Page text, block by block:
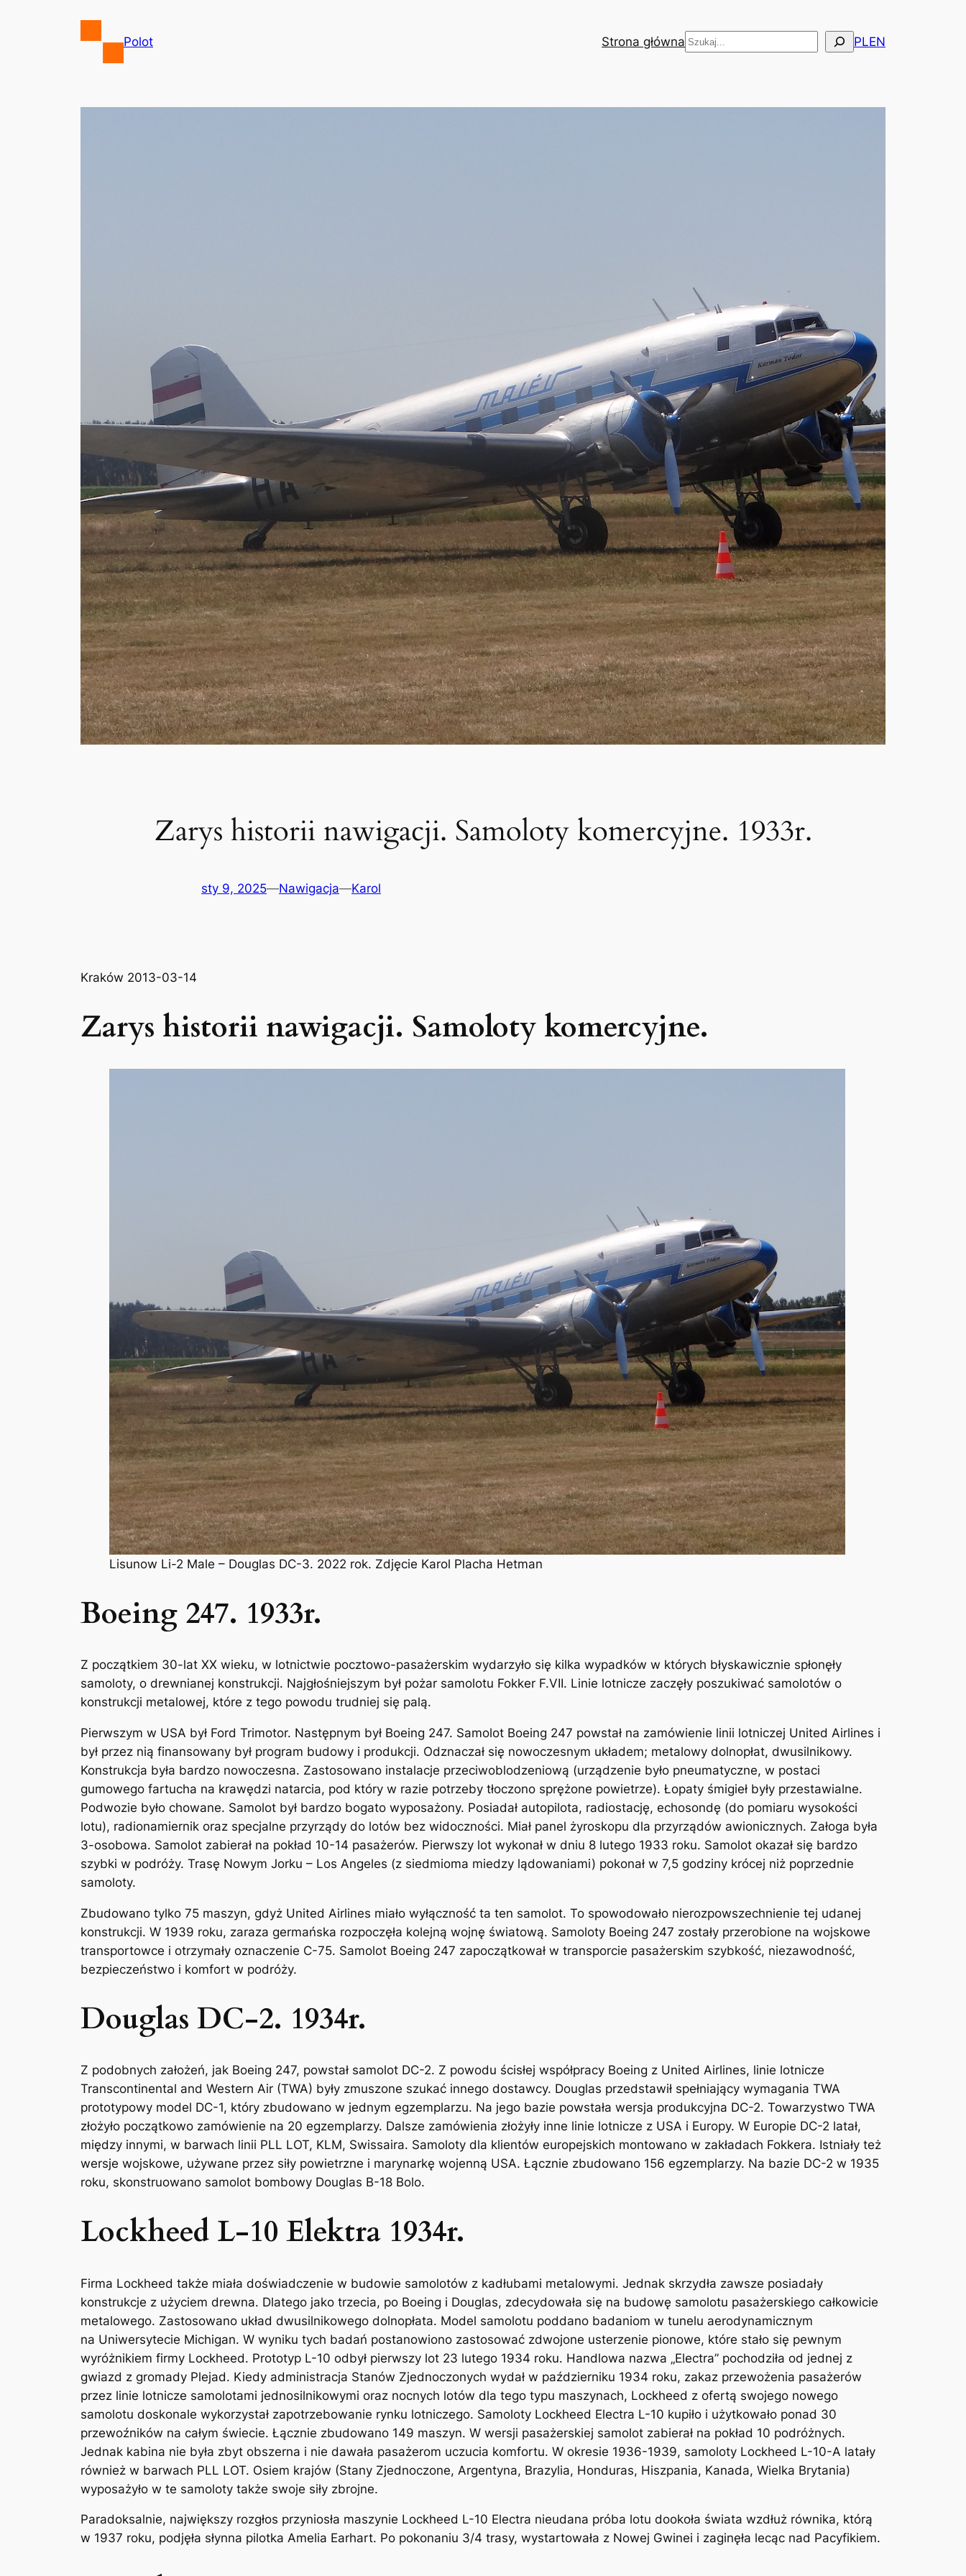
Polot Strona główna Szukaj PLEN
Zarys historii nawigacji. Samoloty komercyjne. 1933r.
sty 9, 2025—Nawigacja—Karol
Kraków 2013-03-14
Zarys historii nawigacji. Samoloty komercyjne.
Lisunow Li-2 Male – Douglas DC-3. 2022 rok. Zdjęcie Karol Placha Hetman
Boeing 247. 1933r.
Z początkiem 30-lat XX wieku, w lotnictwie pocztowo-pasażerskim wydarzyło się kilka wypadków w których błyskawicznie spłonęły
samoloty, o drewnianej konstrukcji. Najgłośniejszym był pożar samolotu Fokker F.VII. Linie lotnicze zaczęły poszukiwać samolotów o
konstrukcji metalowej, które z tego powodu trudniej się palą.
Pierwszym w USA był Ford Trimotor. Następnym był Boeing 247. Samolot Boeing 247 powstał na zamówienie linii lotniczej United Airlines i
był przez nią finansowany był program budowy i produkcji. Odznaczał się nowoczesnym układem; metalowy dolnopłat, dwusilnikowy.
Konstrukcja była bardzo nowoczesna. Zastosowano instalacje przeciwoblodzeniową (urządzenie było pneumatyczne, w postaci
gumowego fartucha na krawędzi natarcia, pod który w razie potrzeby tłoczono sprężone powietrze). Łopaty śmigieł były przestawialne.
Podwozie było chowane. Samolot był bardzo bogato wyposażony. Posiadał autopilota, radiostację, echosondę (do pomiaru wysokości
lotu), radionamiernik oraz specjalne przyrządy do lotów bez widoczności. Miał panel żyroskopu dla przyrządów awionicznych. Załoga była
3-osobowa. Samolot zabierał na pokład 10-14 pasażerów. Pierwszy lot wykonał w dniu 8 lutego 1933 roku. Samolot okazał się bardzo
szybki w podróży. Trasę Nowym Jorku – Los Angeles (z siedmioma miedzy lądowaniami) pokonał w 7,5 godziny krócej niż poprzednie
samoloty.
Zbudowano tylko 75 maszyn, gdyż United Airlines miało wyłączność ta ten samolot. To spowodowało nierozpowszechnienie tej udanej
konstrukcji. W 1939 roku, zaraza germańska rozpoczęła kolejną wojnę światową. Samoloty Boeing 247 zostały przerobione na wojskowe
transportowce i otrzymały oznaczenie C-75. Samolot Boeing 247 zapoczątkował w transporcie pasażerskim szybkość, niezawodność,
bezpieczeństwo i komfort w podróży.
Douglas DC-2. 1934r.
Z podobnych założeń, jak Boeing 247, powstał samolot DC-2. Z powodu ścisłej współpracy Boeing z United Airlines, linie lotnicze
Transcontinental and Western Air (TWA) były zmuszone szukać innego dostawcy. Douglas przedstawił spełniający wymagania TWA
prototypowy model DC-1, który zbudowano w jednym egzemplarzu. Na jego bazie powstała wersja produkcyjna DC-2. Towarzystwo TWA
złożyło początkowo zamówienie na 20 egzemplarzy. Dalsze zamówienia złożyły inne linie lotnicze z USA i Europy. W Europie DC-2 latał,
między innymi, w barwach linii PLL LOT, KLM, Swissaira. Samoloty dla klientów europejskich montowano w zakładach Fokkera. Istniały też
wersje wojskowe, używane przez siły powietrzne i marynarkę wojenną USA. Łącznie zbudowano 156 egzemplarzy. Na bazie DC-2 w 1935
roku, skonstruowano samolot bombowy Douglas B-18 Bolo.
Lockheed L-10 Elektra 1934r.
Firma Lockheed także miała doświadczenie w budowie samolotów z kadłubami metalowymi. Jednak skrzydła zawsze posiadały
konstrukcje z użyciem drewna. Dlatego jako trzecia, po Boeing i Douglas, zdecydowała się na budowę samolotu pasażerskiego całkowicie
metalowego. Zastosowano układ dwusilnikowego dolnopłata. Model samolotu poddano badaniom w tunelu aerodynamicznym
na Uniwersytecie Michigan. W wyniku tych badań postanowiono zastosować zdwojone usterzenie pionowe, które stało się pewnym
wyróżnikiem firmy Lockheed. Prototyp L-10 odbył pierwszy lot 23 lutego 1934 roku. Handlowa nazwa „Electra” pochodziła od jednej z
gwiazd z gromady Plejad. Kiedy administracja Stanów Zjednoczonych wydał w październiku 1934 roku, zakaz przewożenia pasażerów
przez linie lotnicze samolotami jednosilnikowymi oraz nocnych lotów dla tego typu maszynach, Lockheed z ofertą swojego nowego
samolotu doskonale wykorzystał zapotrzebowanie rynku lotniczego. Samoloty Lockheed Electra L-10 kupiło i użytkowało ponad 30
przewoźników na całym świecie. Łącznie zbudowano 149 maszyn. W wersji pasażerskiej samolot zabierał na pokład 10 podróżnych.
Jednak kabina nie była zbyt obszerna i nie dawała pasażerom uczucia komfortu. W okresie 1936-1939, samoloty Lockheed L-10-A latały
również w barwach PLL LOT. Osiem krajów (Stany Zjednoczone, Argentyna, Brazylia, Honduras, Hiszpania, Kanada, Wielka Brytania)
wyposażyło w te samoloty także swoje siły zbrojne.
Paradoksalnie, największy rozgłos przyniosła maszynie Lockheed L-10 Electra nieudana próba lotu dookoła świata wzdłuż równika, którą
w 1937 roku, podjęła słynna pilotka Amelia Earhart. Po pokonaniu 3/4 trasy, wystartowała z Nowej Gwinei i zaginęła lecąc nad Pacyfikiem.